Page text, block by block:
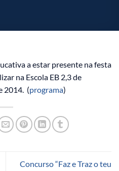
a estar presente na festa
na Escola EB 2,3 de
2014. (programa)
Concurso “Faz e Traz o teu